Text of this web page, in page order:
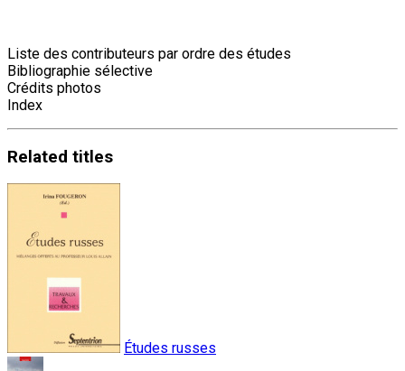
Liste des contributeurs par ordre des études
Bibliographie sélective
Crédits photos
Index
Related titles
Études russes